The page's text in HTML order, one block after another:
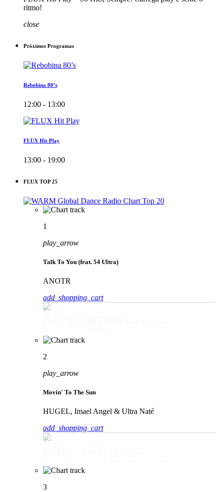
ritmo!
close
Próximos Programas
Rebobina 80’s
12:00 - 13:00
FLUX Hit Play
13:00 - 19:00
FLUX TOP 25
1
play_arrow
Talk To You (feat. 54 Ultra)
ANOTR
add_shopping_cart
2
play_arrow
Movin' To The Sun
HUGEL, Imael Angel & Ultra Naté
add_shopping_cart
3